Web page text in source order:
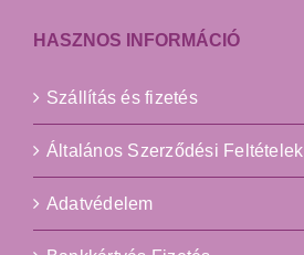
HASZNOS INFORMÁCIÓ
Szállítás és fizetés
Általános Szerződési Feltételek
Adatvédelem